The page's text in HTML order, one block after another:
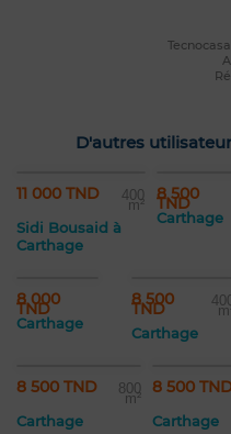
D'autres
11 000 TND 400
m²
Sidi Bousaid à
Carthage
8 500
TND
Carthage
8 000
TND
Carthage
8 500
TND 400
Carthage
8 500 TND 800
m²
Carthage
8 500
Carthage